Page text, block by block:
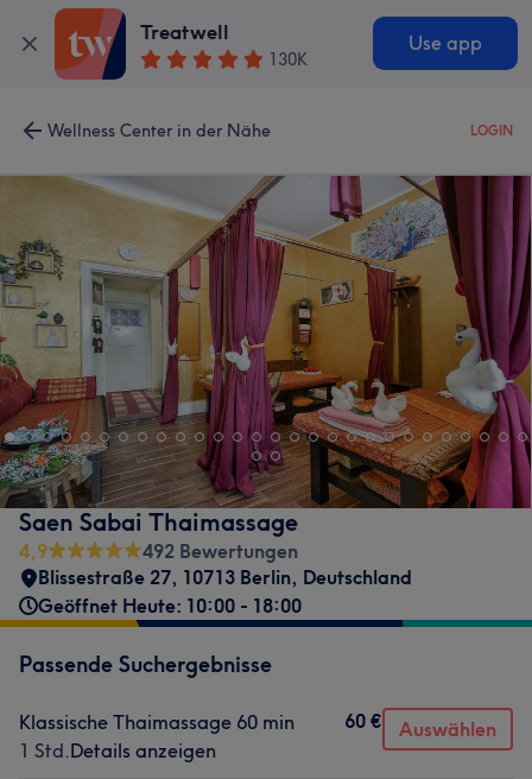
Treatwell
130K
Use app
Wellness Center in der Nähe LOGIN
Saen Sabai Thaimassage
4,9
492 Bewertungen
Blissestraße 27, 10713 Berlin, Deutschland
Geöffnet Heute: 10:00 - 18:00
Passende Suchergebnisse
Klassische Thaimassage 60 min
1 Std.Details anzeigen
60 € Auswählen